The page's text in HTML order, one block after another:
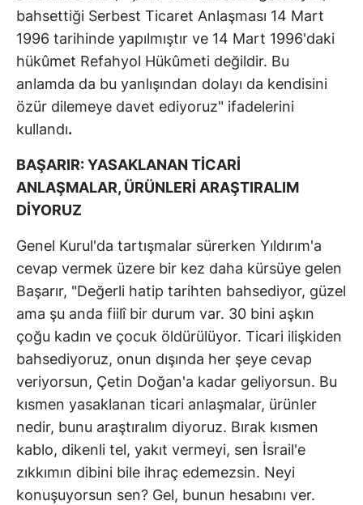
bahsettiği Serbest Ticaret Anlaşması 14 Mart
1996 tarihinde yapılmıştır ve 14 Mart 1996'daki
hükûmet Refahyol Hükûmeti değildir. Bu
anlamda da bu yanlışından dolayı da kendisini
özür dilemeye davet ediyoruz" ifadelerini
kullandı.
BAŞARIR: YASAKLANAN TİCARİ
ANLAŞMALAR, ÜRÜNLERİ ARAŞTIRALIM
DİYORUZ
Genel Kurul'da tartışmalar sürerken Yıldırım'a
cevap vermek üzere bir kez daha kürsüye gelen
Başarır, "Değerli hatip tarihten bahsediyor, güzel
ama şu anda fiilî bir durum var. 30 bini aşkın
çoğu kadın ve çocuk öldürülüyor. Ticari ilişkiden
bahsediyoruz, onun dışında her şeye cevap
veriyorsun, Çetin Doğan'a kadar geliyorsun. Bu
kısmen yasaklanan ticari anlaşmalar, ürünler
nedir, bunu araştıralım diyoruz. Bırak kısmen
kablo, dikenli tel, yakıt vermeyi, sen İsrail'e
zıkkımın dibini bile ihraç edemezsin. Neyi
konuşuyorsun sen? Gel, bunun hesabını ver.